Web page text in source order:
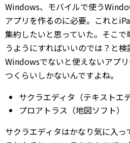
Windows、モバイルで使う
アプリを作るのに必要。これと
集約したいと思っていた。そこ
うようにすればいいのでは？と
Windowsでないと使えないアプ
つくらいしかないんですよね。
サクラエディタ（テキストエデ
プロアトラス（地図ソフト）
サクラエディタはかなり気に入